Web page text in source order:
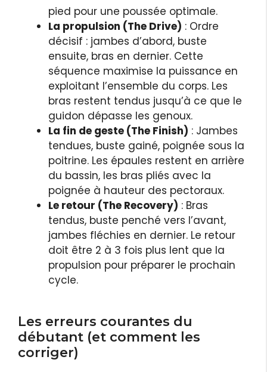
pied pour une poussée optimale.
La propulsion (The Drive) : Ordre
décisif : jambes d’abord, buste
ensuite, bras en dernier. Cette
séquence maximise la puissance en
exploitant l’ensemble du corps. Les
bras restent tendus jusqu’à ce que le
guidon dépasse les genoux.
La fin de geste (The Finish) : Jambes
tendues, buste gainé, poignée sous la
poitrine. Les épaules restent en arrière
du bassin, les bras pliés avec la
poignée à hauteur des pectoraux.
Le retour (The Recovery) : Bras
tendus, buste penché vers l’avant,
jambes fléchies en dernier. Le retour
doit être 2 à 3 fois plus lent que la
propulsion pour préparer le prochain
cycle.
Les erreurs courantes du
débutant (et comment les
corriger)